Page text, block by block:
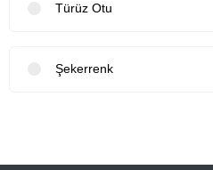
Türüz Otu
Şekerrenk